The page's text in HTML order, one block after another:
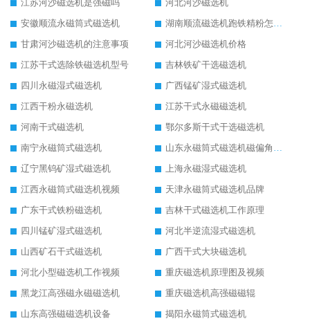
江苏河沙磁选机是强磁吗
河北河沙磁选机
安徽顺流永磁筒式磁选机
湖南顺流磁选机跑铁精粉怎么处理
甘肃河沙磁选机的注意事项
河北河沙磁选机价格
江苏干式选除铁磁选机型号
吉林铁矿干选磁选机
四川永磁湿式磁选机
广西锰矿湿式磁选机
江西干粉永磁选机
江苏干式永磁磁选机
河南干式磁选机
鄂尔多斯干式干选磁选机
南宁永磁筒式磁选机
山东永磁筒式磁选机磁偏角怎么调整
辽宁黑钨矿湿式磁选机
上海永磁湿式磁选机
江西永磁筒式磁选机视频
天津永磁筒式磁选机品牌
广东干式铁粉磁选机
吉林干式磁选机工作原理
四川锰矿湿式磁选机
河北半逆流湿式磁选机
山西矿石干式磁选机
广西干式大块磁选机
河北小型磁选机工作视频
重庆磁选机原理图及视频
黑龙江高强磁永磁磁选机
重庆磁选机高强磁磁辊
山东高强磁磁选机设备
揭阳永磁筒式磁选机